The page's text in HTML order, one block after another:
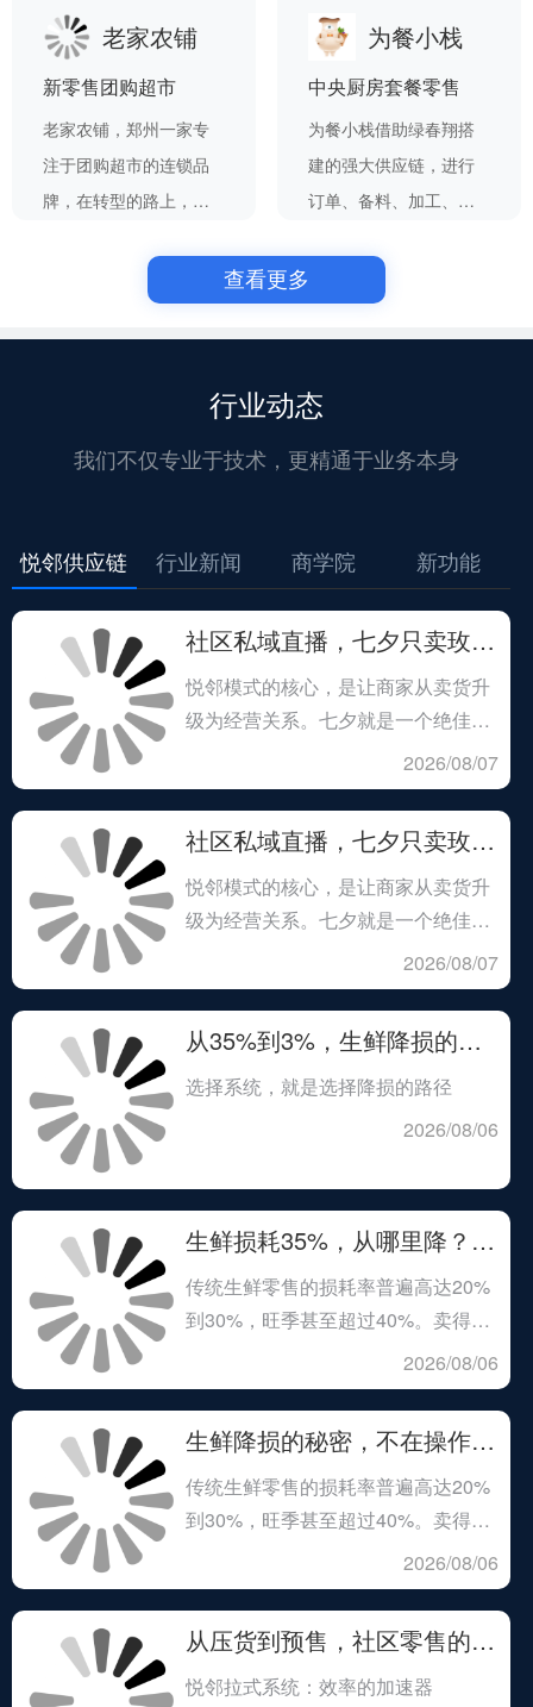
持【私域直播团购】+
应链管理】全套产品
线，助力磐康快速发
展，成为中国营养健康
行业的一枝新秀；
磐康年华
作，借助先进的新零售
务流程的标准化，为其
在激烈的市场竞争中提
供了强大的支持。
井芝寿
老家农铺
新零售团购超市
老家农铺，郑州一家专
注于团购超市的连锁品
牌，在转型的路上，选
锁专业版解决方案为其
提供助力，实现业绩快
速增长。
老家农铺
为餐小栈
中央厨房套餐零售
为餐小栈借助绿春翔搭
建的强大供应链，进行
订单、备料、加工、配
供应商模式和收银系统
线上线下打通，前置仓
即线下门店，开创社区
为餐小栈
查看更多
行业动态
我们不仅专业于技术，更精通于业务本身
悦邻供应链 行业新闻 商学院 新功能
社区私域直播，七夕只卖玫瑰礼盒？你错过了银发客群最大的机会
悦邻模式的核心，是让商家从卖货升
级为经营关系。七夕就是一个绝佳的
机会窗口。商家可以策划一场时光见
证、长情有礼的主题活动，用婚龄享
折扣来撬动银发客群的参与热情。
2026/08/07
社区私域直播，七夕只卖玫瑰礼盒？你错过了银发客群最大的机会
悦邻模式的核心，是让商家从卖货升
级为经营关系。七夕就是一个绝佳的
机会窗口。商家可以策划一场时光见
证、长情有礼的主题活动，用婚龄享
折扣来撬动银发客群的参与热情。
2026/08/07
从35%到3%，生鲜降损的正确方向在哪？
选择系统，就是选择降损的路径
2026/08/06
生鲜损耗35%，从哪里降？从链路结构上降
传统生鲜零售的损耗率普遍高达20%
到30%，旺季甚至超过40%。卖得越
2026/08/06
生鲜降损的秘密，不在操作更仔细，而在结构更聪明
传统生鲜零售的损耗率普遍高达20%
到30%，旺季甚至超过40%。卖得越
2026/08/06
从压货到预售，社区零售的效率革命从选对系统开始
悦邻拉式系统：效率的加速器